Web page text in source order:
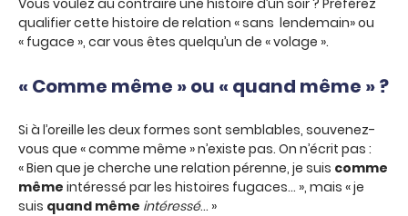
Vous voulez au contraire une histoire d’un soir ? Préférez
qualifier cette histoire de relation « sans lendemain» ou
« fugace », car vous êtes quelqu’un de « volage ».
« Comme même » ou « quand même » ?
Si à l’oreille les deux formes sont semblables, souvenez-
vous que « comme même » n’existe pas. On n’écrit pas :
« Bien que je cherche une relation pérenne, je suis comme
même intéressé par les histoires fugaces… », mais « je
suis quand même intéressé… »